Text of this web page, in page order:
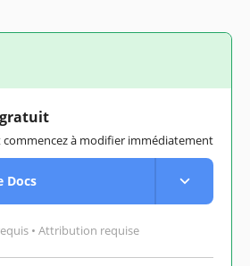
gratuit
à modifier immédiatement
Docs
• Attribution requise